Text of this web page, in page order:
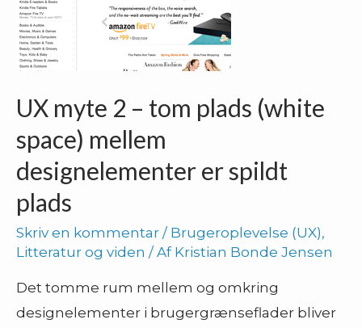
UX myte 2 – tom plads (white
space) mellem
designelementer er spildt
plads
Skriv en kommentar / Brugeroplevelse (UX),
Litteratur og viden / Af Kristian Bonde Jensen
Det tomme rum mellem og omkring
designelementer i brugergrænseflader bliver